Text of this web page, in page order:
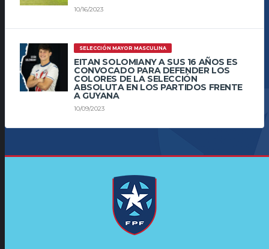
10/16/2023
SELECCIÓN MAYOR MASCULINA
EITAN SOLOMIANY A SUS 16 AÑOS ES
CONVOCADO PARA DEFENDER LOS
COLORES DE LA SELECCIÓN
ABSOLUTA EN LOS PARTIDOS FRENTE
A GUYANA
10/09/2023